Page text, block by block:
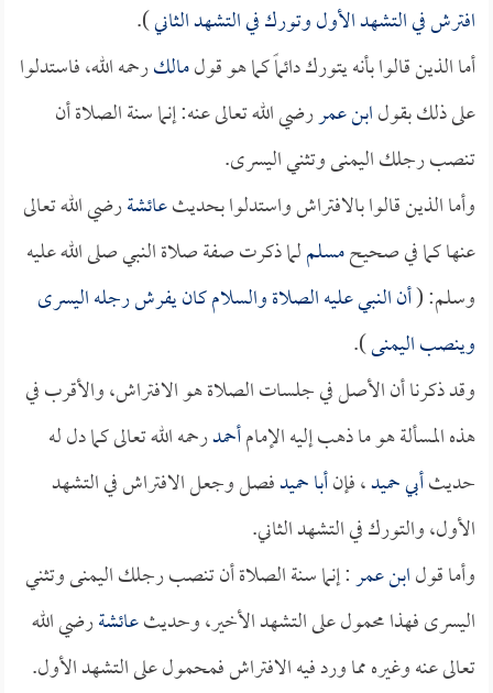
افترش في التشهد الأول وتورك في التشهد الثاني).
أما الذين قالوا بأنه يتورك دائماً كما هو قولمالكرحمه الله، فاستدلوا
على ذلك بقولابن عمررضي الله تعالى عنه: إنما سنة الصلاة أن
تنصب رجلك اليمنى وتثني اليسرى.
وأما الذين قالوا بالافتراش واستدلوا بحديثعائشةرضي الله تعالى
عنها كما في صحيحمسلملما ذكرت صفة صلاة النبي صلى الله عليه
وسلم: (أن النبي عليه الصلاة والسلام كان يفرش رجله اليسرى
وينصب اليمنى).
وقد ذكرنا أن الأصل في جلسات الصلاة هو الافتراش، والأقرب في
هذه المسألة هو ما ذهب إليه الإمامأحمدرحمه الله تعالى كما دل له
حديثأبي حميد، فإنأبا حميدفصل وجعل الافتراش في التشهد
الأول، والتورك في التشهد الثاني.
وأما قولابن عمر: إنما سنة الصلاة أن تنصب رجلك اليمنى وتثني
اليسرى فهذا محمول على التشهد الأخير، وحديثعائشةرضي الله
تعالى عنه وغيره مما ورد فيه الافتراش فمحمول على التشهد الأول.